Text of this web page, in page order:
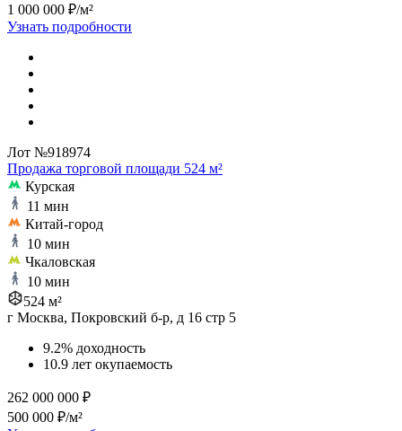
1 000 000 ₽/м²
Узнать подробности
Лот №918974
Продажа торговой площади 524 м²
Курская
11 мин
Китай-город
10 мин
Чкаловская
10 мин
524 м²
г Москва, Покровский б-р, д 16 стр 5
9.2% доходность
10.9 лет окупаемость
262 000 000 ₽
500 000 ₽/м²